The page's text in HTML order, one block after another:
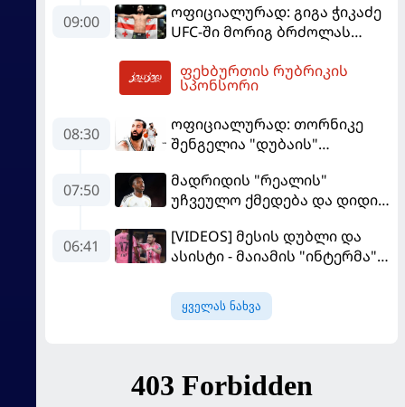
09:00
ოფიციალურად: გიგა ჭიკაძე
UFC-ში მორიგ ბრძოლას
ფეხბურთის რუბრიკის
სპონსორი
08:30
ოფიციალურად: თორნიკე
შენგელია "დუბაის"
07:50
მადრიდის "რეალის"
უჩვეულო ქმედება და დიდი
მომავალი გადაწყდა
06:41
[VIDEOS] მესის დუბლი და
ასისტი - მაიამის "ინტერმა"
ყველას ნახვა